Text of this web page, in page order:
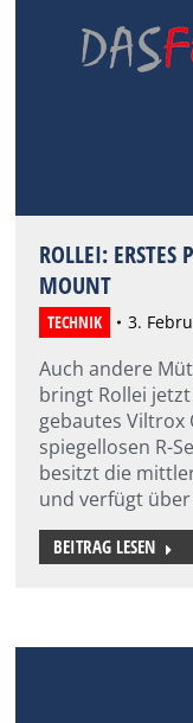
ROLLEI: ERSTES
MOUNT
TECHNIK 3.
Auch andere
bringt Rollei
gebautes Viltrox
spiegellosen R-
besitzt die
und verfügt
BEITRAG LESEN